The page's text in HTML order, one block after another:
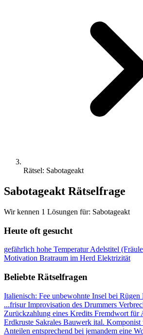
Rätsel: Sabotageakt
Sabotageakt Rätselfrage
Wir kennen 1 Lösungen für: Sabotageakt
Heute oft gesucht
gefährlich hohe TemperaturAdelstitel
Motivation Bratraum im Herd Elektrizität
Beliebte Rätselfragen
Italienisch: Fee unbewohnte Insel bei Rügen
...frisurImprovisation des Drummers
Zurückzahlung eines Kredits Fremdwort für
Erdkruste Sakrales Bauwerk ital.
Anteilen entsprechend bei jemandem eine